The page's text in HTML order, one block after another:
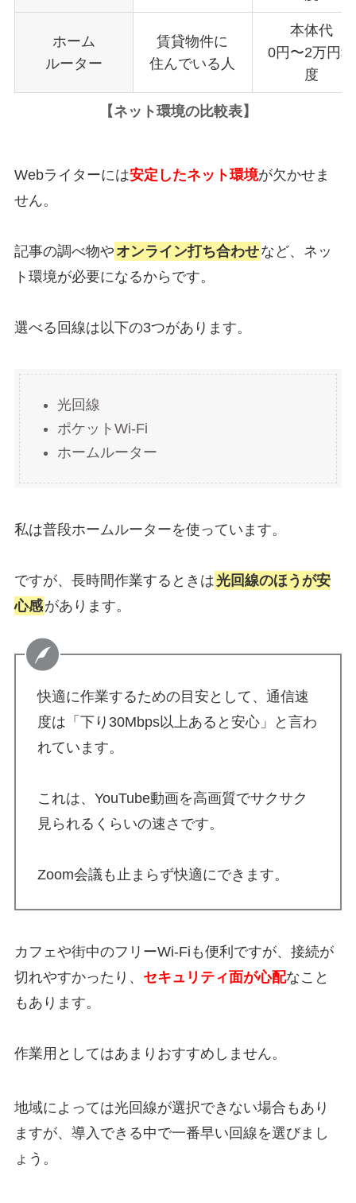
ホーム
ルーター
賃貸物件に
住んでいる人
本体代
0円〜2万円程
度
【ネット環境の比較表】
Webライターには安定したネット環境が欠かせま
せん。
記事の調べ物や オンライン打ち合わせなど、ネッ
ト環境が必要になるからです。
選べる回線は以下の3つがあります。
光回線
ポケットWi-Fi
ホームルーター
私は普段ホームルーターを使っています。
ですが、長時間作業するときは光回線のほうが安
心感があります。
快適に作業するための目安として、通信速
度は「下り30Mbps以上あると安心」と言わ
れています。
これは、YouTube動画を高画質でサクサク
見られるくらいの速さです。
Zoom会議も止まらず快適にできます。
カフェや街中のフリーWi-Fiも便利ですが、接続が
切れやすかったり、 セキュリティ面が心配なこと
もあります。
作業用としてはあまりおすすめしません。
地域によっては光回線が選択できない場合もあり
ますが、導入できる中で一番早い回線を選びまし
ょう。